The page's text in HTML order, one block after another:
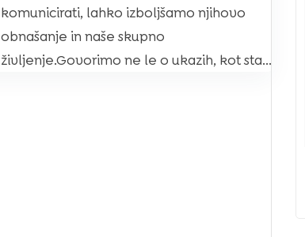
komunicirati, lahko izboljšamo njihovo
obnašanje in naše skupno
življenje.Govorimo ne le o ukazih, kot sta...